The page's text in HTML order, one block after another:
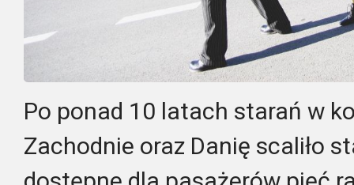
Po ponad 10 latach starań w
Zachodnie oraz Danię scaliło